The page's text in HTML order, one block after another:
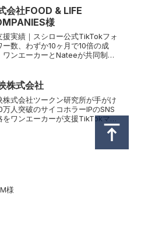
ョートドラマの企画・制作を担当
しましたことをお知らせいたしま
会社FOOD & LIFE
様
援実績｜スシロー公式TikTokフォ
ー数、わずか10ヶ月で10倍の成
ワンエーカーとNateeが共同制作
開始TikTokマーケティングやアカ
ト運用...
株式会社
株式会社ツークン研究所が手がけ
万人突破のサイコホラーIPのSNS
をワンエーカーが支援TikTokマー
ィングやアカウント運用を中心と
様